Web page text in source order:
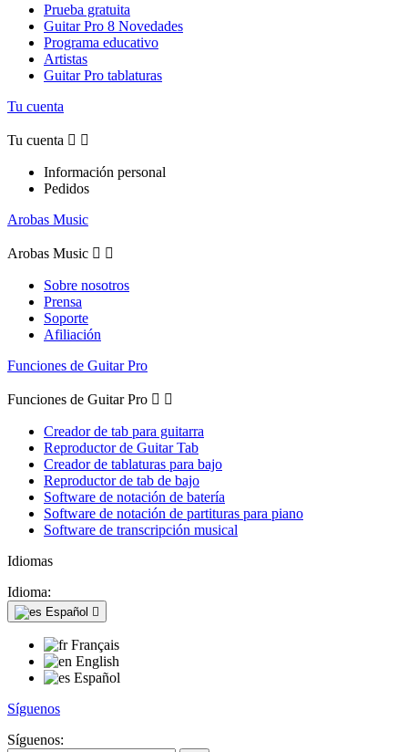
Prueba gratuita
Guitar Pro 8 Novedades
Programa educativo
Artistas
Guitar Pro tablaturas
Tu cuenta
Tu cuenta  
Información personal
Pedidos
Arobas Music
Arobas Music  
Sobre nosotros
Prensa
Soporte
Afiliación
Funciones de Guitar Pro
Funciones de Guitar Pro  
Creador de tab para guitarra
Reproductor de Guitar Tab
Creador de tablaturas para bajo
Reproductor de tab de bajo
Software de notación de batería
Software de notación de partituras para piano
Software de transcripción musical
Idiomas
Idioma:
Español 
Français
English
Español
Síguenos
Síguenos: